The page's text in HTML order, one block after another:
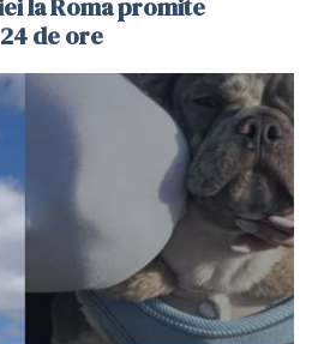
la Roma promite
de ore